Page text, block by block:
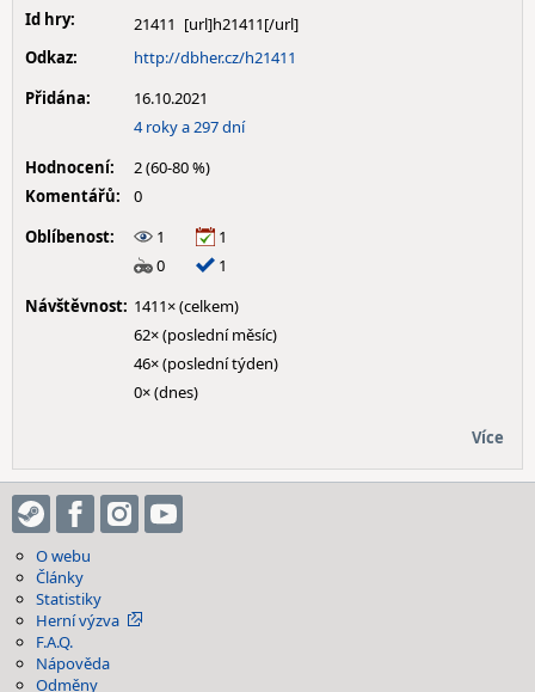
Id hry:
21411
Odkaz:
http://dbher.cz/h21411
Přidána:
16.10.2021
4 roky a 297 dní
Hodnocení:
2 (60-80 %)
Komentářů:
0
Oblíbenost:
1
1
0
1
Návštěvnost: 1411× (celkem)
62× (poslední měsíc)
46× (poslední týden)
0× (dnes)
Více
O webu
Články
Statistiky
Herní výzva
F.A.Q.
Nápověda
Odměny